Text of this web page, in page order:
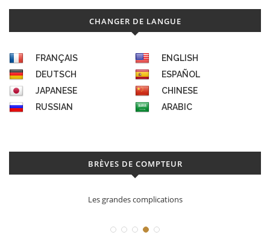
CHANGER DE LANGUE
FRANÇAIS
ENGLISH
DEUTSCH
ESPAÑOL
JAPANESE
CHINESE
RUSSIAN
ARABIC
BRÈVES DE COMPTEUR
Déconstruction Parmigiani